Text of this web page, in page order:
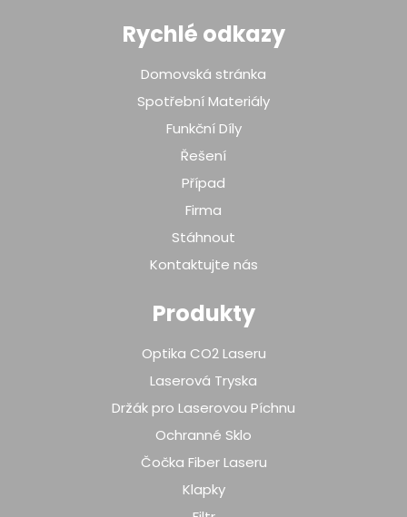
Rychlé odkazy
Domovská stránka
Spotřební Materiály
Funkční Díly
Řešení
Případ
Firma
Stáhnout
Kontaktujte nás
Produkty
Optika CO2 Laseru
Laserová Tryska
Držák pro Laserovou Píchnu
Ochranné Sklo
Čočka Fiber Laseru
Klapky